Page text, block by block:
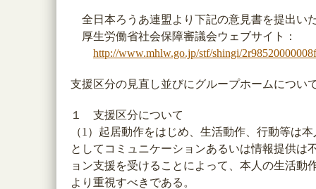
全日本ろうあ連盟より下記の意見書を提出い
厚生労働省社会保障審議会ウェブサイト：
http://www.mhlw.go.jp/stf/shingi/
支援区分の見直し並びにグループホームについ
１ 支援区分について
（1）起居動作をはじめ、生活動作、行動等は
としてコミュニケーションあるいは情報提供は
ョン支援を受けることによって、本人の生活
より重視すべきである。